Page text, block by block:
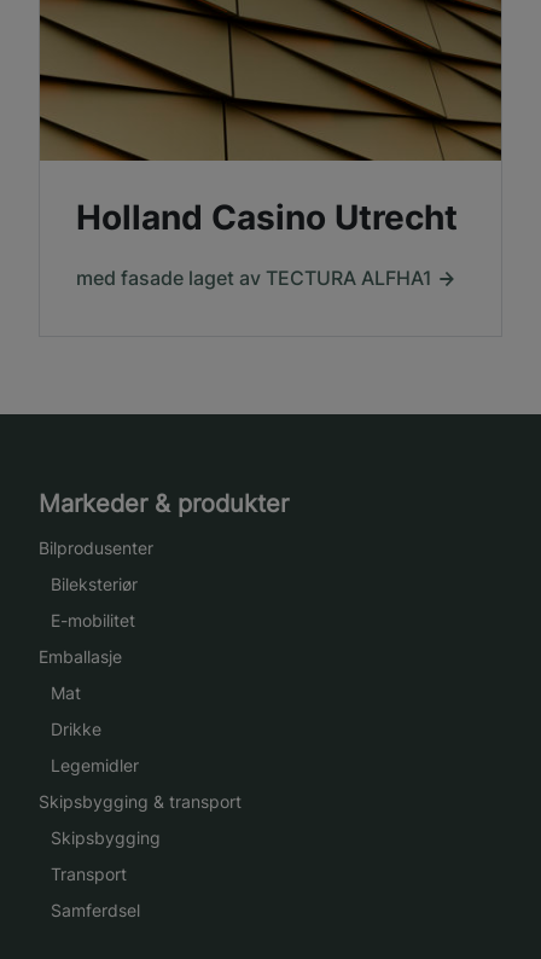
Holland Casino Utrecht
med fasade laget av TECTURA ALFHA1
Markeder & produkter
Bilprodusenter
Bileksteriør
E-mobilitet
Emballasje
Mat
Drikke
Legemidler
Skipsbygging & transport
Skipsbygging
Transport
Samferdsel